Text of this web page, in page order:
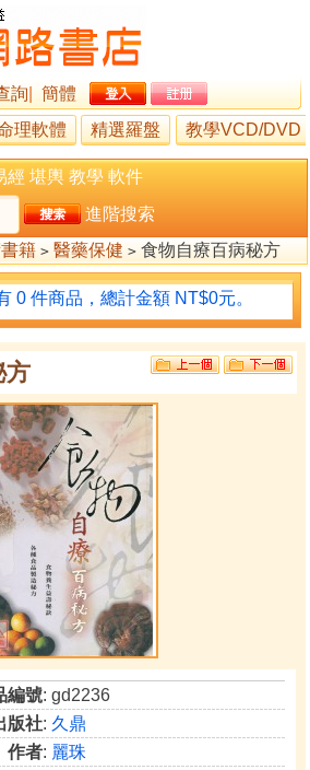
詢
簡體
理軟體 精選羅盤 教學VCD/DVD
經 堪輿 教學 軟件
進階搜索
籍 > 醫藥保健 > 食物自療百病秘方
0 件商品，總計金額 NT$0元。
方
編號: gd2236
版社: 久鼎
作者: 麗珠